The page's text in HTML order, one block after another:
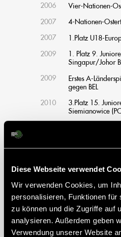
Diese Webseite verwendet
Wir verwenden Cookies, um
personalisieren, Funktionen für
zu können und die Zugriffe auf
analysieren. Außerdem geben
Verwendung unserer Website
2006
Vier-Nationen-
2007
4-Nationen-
2007
1.Platz U18-
2009
1. Platz 9.
Singapur/Johor
2009
Erstes A-
gegen BEL
2010
3.Platz 15.
Siemianowice
6. Platz 34.
2013
1. Platz 14.
2014
7. Platz World
2. Platz 15.
2016
3. Platz 36.
2017
4. Platz 13.
(NED)